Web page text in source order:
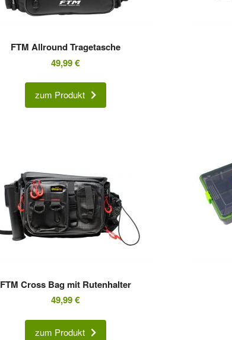
FTM Allround Tragetasche
49,99€
zum Produkt
FTM Cross Bag mit Rutenhalter
49,99€
zum Produkt